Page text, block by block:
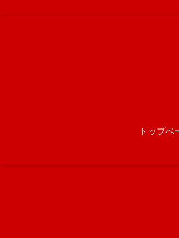
トップペ